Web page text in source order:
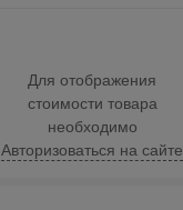
Для отображения
стоимости товара
необходимо
Авторизоваться на сайте